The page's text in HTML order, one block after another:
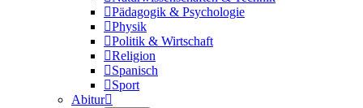
Pädagogik & Psychologie
Physik
Politik & Wirtschaft
Religion
Spanisch
Sport
Abitur